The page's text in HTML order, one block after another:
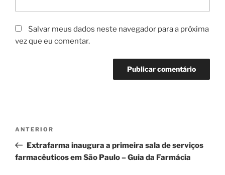
Salvar meus dados neste navegador para a próxima
vez que eu comentar.
Post
Post
anterior
ANTERIOR
Extrafarma inaugura a primeira sala de serviços
farmacêuticos em São Paulo – Guia da Farmácia